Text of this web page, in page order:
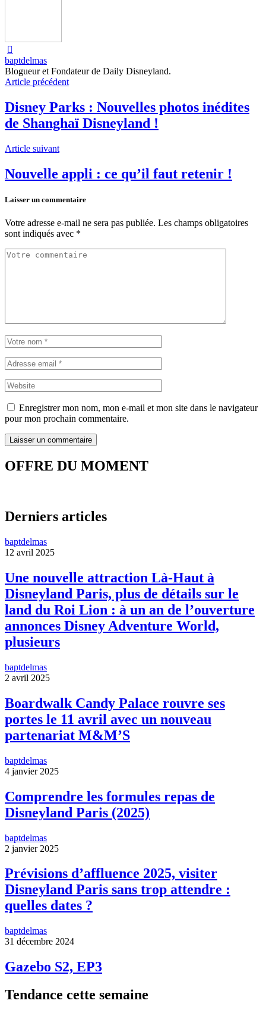
baptdelmas
Blogueur et Fondateur de Daily Disneyland.
Article précédent
Disney Parks : Nouvelles photos inédites
de Shanghaï Disneyland !
Article suivant
Nouvelle appli : ce qu’il faut retenir !
Laisser un commentaire
Votre adresse e-mail ne sera pas publiée. Les champs obligatoires
sont indiqués avec *
Enregistrer mon nom, mon e-mail et mon site dans le navigateur
pour mon prochain commentaire.
OFFRE DU MOMENT
Derniers articles
baptdelmas
12 avril 2025
Une nouvelle attraction Là-Haut à
Disneyland Paris, plus de détails sur le
land du Roi Lion : à un an de l’ouverture
annonces Disney Adventure World,
plusieurs
baptdelmas
2 avril 2025
Boardwalk Candy Palace rouvre ses
portes le 11 avril avec un nouveau
partenariat M&M’S
baptdelmas
4 janvier 2025
Comprendre les formules repas de
Disneyland Paris (2025)
baptdelmas
2 janvier 2025
Prévisions d’affluence 2025, visiter
Disneyland Paris sans trop attendre :
quelles dates ?
baptdelmas
31 décembre 2024
Gazebo S2, EP3
Tendance cette semaine